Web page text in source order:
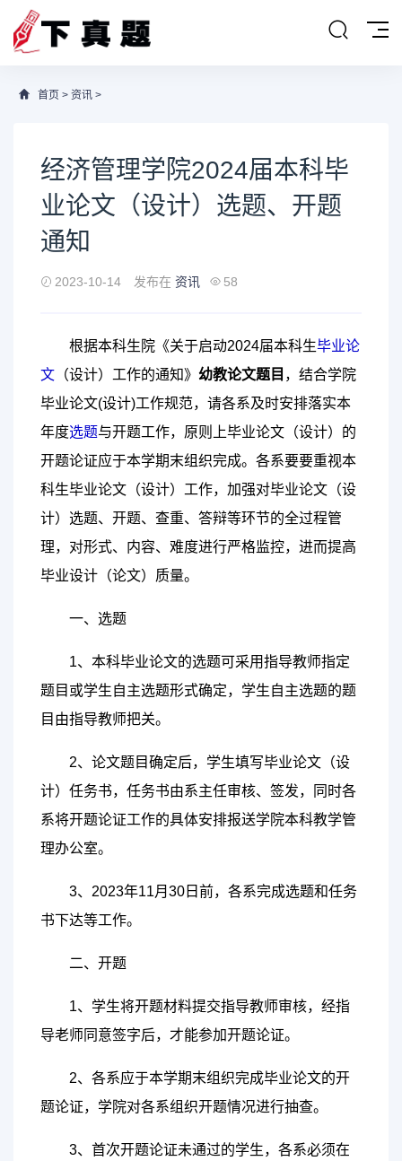
首页 > 资讯 >
经济管理学院2024届本科毕
业论文（设计）选题、开题
通知
2023-10-14 发布在 资讯 58
根据本科生院《关于启动2024届本科生毕业论
文 （设计）工作的通知》 幼教论文题目 ，结合学院
毕业论文(设计)工作规范，请各系及时安排落实本
年度选题与开题工作，原则上毕业论文（设计）的
开题论证应于本学期末组织完成。各系要要重视本
科生毕业论文（设计）工作，加强对毕业论文（设
计）选题、开题、查重、答辩等环节的全过程管
理，对形式、内容、难度进行严格监控，进而提高
毕业设计（论文）质量。
一、选题
1、本科毕业论文的选题可采用指导教师指定
题目或学生自主选题形式确定，学生自主选题的题
目由指导教师把关。
2、论文题目确定后，学生填写毕业论文（设
计）任务书，任务书由系主任审核、签发，同时各
系将开题论证工作的具体安排报送学院本科教学管
理办公室。
3、2023年11月30日前，各系完成选题和任务
书下达等工作。
二、开题
1、学生将开题材料提交指导教师审核，经指
导老师同意签字后，才能参加开题论证。
2、各系应于本学期末组织完成毕业论文的开
题论证，学院对各系组织开题情况进行抽查。
3、首次开题论证未通过的学生，各系必须在